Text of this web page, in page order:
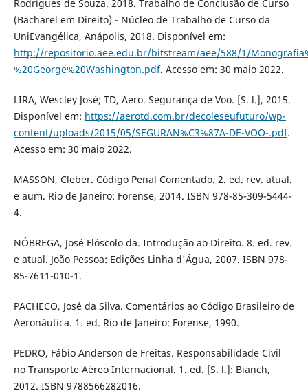
Rodrigues de Souza. 2018. Trabalho de Conclusão de Curso
(Bacharel em Direito) - Núcleo de Trabalho de Curso da
UniEvangélica, Anápolis, 2018. Disponível em:
http://repositorio.aee.edu.br/bitstream/aee/588/1/
%20George%20Washington.pdf. Acesso em: 30 maio 2022.
LIRA, Wescley José; TD, Aero. Segurança de Voo. [S. l.], 2015.
Disponível em: https://aerotd.com.br/decoleseufuturo/wp-
content/uploads/2015/05/SEGURAN%C3%87A-DE-VOO-.pdf.
Acesso em: 30 maio 2022.
MASSON, Cleber. Código Penal Comentado. 2. ed. rev. atual.
e aum. Rio de Janeiro: Forense, 2014. ISBN 978-85-309-5444-
4.
NÓBREGA, José Flóscolo da. Introdução ao Direito. 8. ed. rev.
e atual. João Pessoa: Edições Linha d'Água, 2007. ISBN 978-
85-7611-010-1.
PACHECO, José da Silva. Comentários ao Código Brasileiro de
Aeronáutica. 1. ed. Rio de Janeiro: Forense, 1990.
PEDRO, Fábio Anderson de Freitas. Responsabilidade Civil
no Transporte Aéreo Internacional. 1. ed. [S. l.]: Bianch,
2012. ISBN 9788566282016.